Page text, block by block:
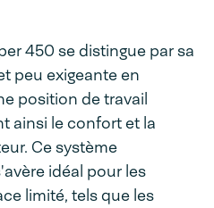
450 se distingue par sa
peu exigeante en
position de travail
ainsi le confort et la
Ce système
idéal pour les
limité, tels que les